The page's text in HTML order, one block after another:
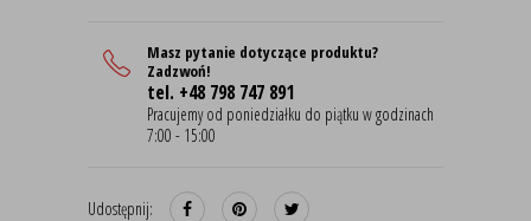
Masz pytanie dotyczące produktu?
Zadzwoń!
tel. +48 798 747 891
Pracujemy od poniedziałku do piątku w godzinach
7:00 - 15:00
Udostępnij: